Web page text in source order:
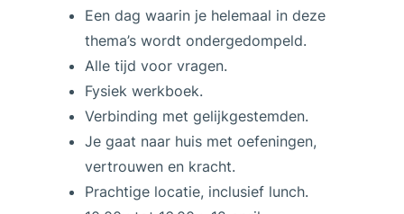
Een dag waarin je helemaal in deze
thema’s wordt ondergedompeld.
Alle tijd voor vragen.
Fysiek werkboek.
Verbinding met gelijkgestemden.
Je gaat naar huis met oefeningen,
vertrouwen en kracht.
Prachtige locatie, inclusief lunch.